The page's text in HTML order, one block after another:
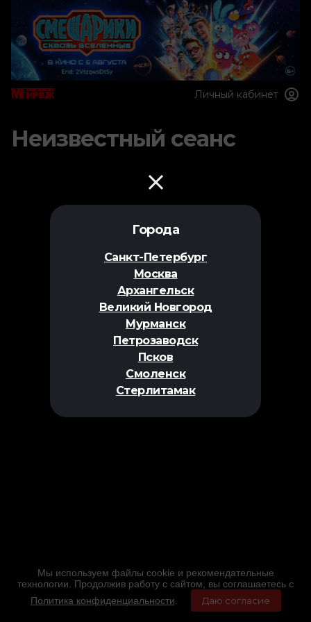
Города
Санкт-Петербург
Москва
Архангельск
Великий Новгород
Мурманск
Петрозаводск
Псков
Смоленск
Стерлитамак
Личный кабинет
Неизвестный сеанс
Мы используем файлы cookie и рекомендательные
технологии. Продолжив работу с сайтом, вы соглашаетесь с
Политика конфиденциальности
Даю согласие